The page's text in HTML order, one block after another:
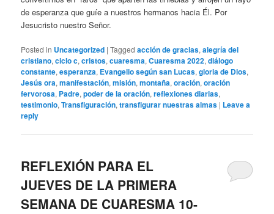
de esperanza que guíe a nuestros hermanos hacia Él. Por
Jesucristo nuestro Señor.
Posted in Uncategorized |Tagged acción de gracias,alegría del
cristiano,ciclo c,cristos,cuaresma,Cuaresma 2022,diálogo
constante,esperanza, Evangelio según san Lucas,gloria de Dios,
Jesús ora,manifestación,misión,montaña,oración,oración
fervorosa, Padre,poder de la oración,reflexiones diarias,
testimonio,Transfiguración,transfigurar nuestras almas | Leave a
reply
REFLEXIÓN PARA EL
JUEVES DE LA PRIMERA
SEMANA DE CUARESMA 10-